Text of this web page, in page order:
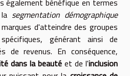
segmentation démographique
d'atteindre des groupes
générant ainsi de
de revenus. En conséquence,
dans la beauté et de l'inclusion